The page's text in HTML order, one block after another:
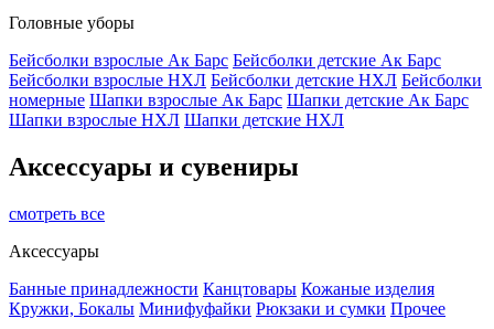
Головные уборы
Бейсболки взрослые Ак Барс Бейсболки детские Ак Барс
Бейсболки взрослые НХЛ Бейсболки детские НХЛ Бейсболки
номерные Шапки взрослые Ак Барс Шапки детские Ак Барс
Шапки взрослые НХЛ Шапки детские НХЛ
Аксессуары и сувениры
смотреть все
Аксессуары
Банные принадлежности Канцтовары Кожаные изделия
Кружки, Бокалы Минифуфайки Рюкзаки и сумки Прочее